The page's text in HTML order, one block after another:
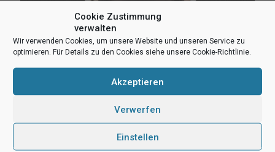
Cookie Zustimmung
verwalten
Wir verwenden Cookies, um unsere Website und unseren Service zu
optimieren. Für Details zu den Cookies siehe unsere Cookie-Richtlinie.
Akzeptieren
Verwerfen
Einstellen